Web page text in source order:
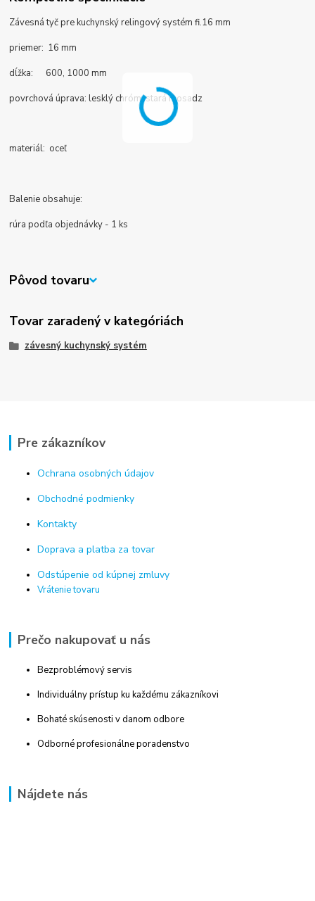
Závesná tyč pre kuchynský relingový systém fi.16 mm
priemer: 16 mm
dĺžka: 600, 1000 mm
povrchová úprava: lesklý chróm, stará mosadz
materiál: oceľ
Balenie obsahuje:
rúra podľa objednávky - 1 ks
Pôvod tovaru
Tovar zaradený v kategóriách
závesný kuchynský systém
Pre zákazníkov
Ochrana osobných údajov
Obchodné podmienky
Kontakty
Doprava a platba za tovar
Odstúpenie od kúpnej zmluvy
Vrátenie tovaru
Prečo nakupovať u nás
Bezproblémový servis
Individuálny prístup ku každému zákazníkovi
Bohaté skúsenosti v danom odbore
Odborné profesionálne poradenstvo
Nájdete nás